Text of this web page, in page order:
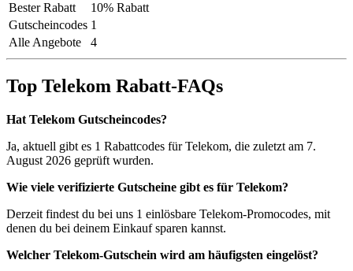
Bester Rabatt
10% Rabatt
Gutscheincodes 1
Alle Angebote
4
Top Telekom Rabatt-FAQs
Hat Telekom Gutscheincodes?
Ja, aktuell gibt es 1 Rabattcodes für Telekom, die zuletzt am 7.
August 2026 geprüft wurden.
Wie viele verifizierte Gutscheine gibt es für Telekom?
Derzeit findest du bei uns 1 einlösbare Telekom-Promocodes, mit
denen du bei deinem Einkauf sparen kannst.
Welcher Telekom-Gutschein wird am häufigsten eingelöst?